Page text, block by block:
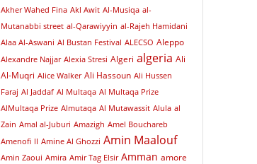
Akher Wahed Fina Akl Awit Al-Musiqa al-
Mutanabbi street al-Qarawiyyin al-Rajeh Hamidani
Alaa Al-Aswani Al Bustan Festival ALECSO Aleppo
Alexandre Najjar Alexia Stresi Algeri algeria Ali
Al-Muqri Alice Walker Ali Hassoun Ali Hussen
Faraj Al Jaddaf Al Multaqa Al Multaqa Prize
AlMultaqa Prize Almutaqa Al Mutawassit Alula al
Zain Amal al-Juburi Amazigh Amel Bouchareb
Amenofi II Amine Al Ghozzi Amin Maalouf
Amin Zaoui Amira Amir Tag Elsir Amman amore